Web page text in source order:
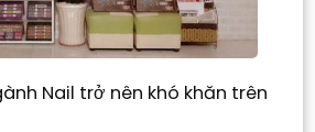
Nail trở nên khó khăn trên